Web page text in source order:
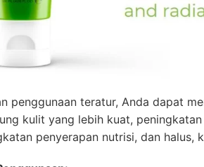
penggunaan teratur, Anda dapat
kulit yang lebih kuat,
penyerapan nutrisi, dan halus,